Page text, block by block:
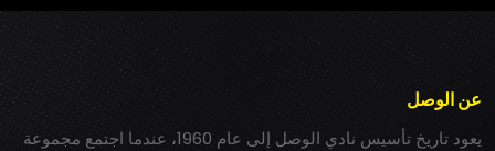
عن الوصل
يعود تاريخ تأسيس نادي الوصل إلى عام 1960، عندما اجتمع مجموعة